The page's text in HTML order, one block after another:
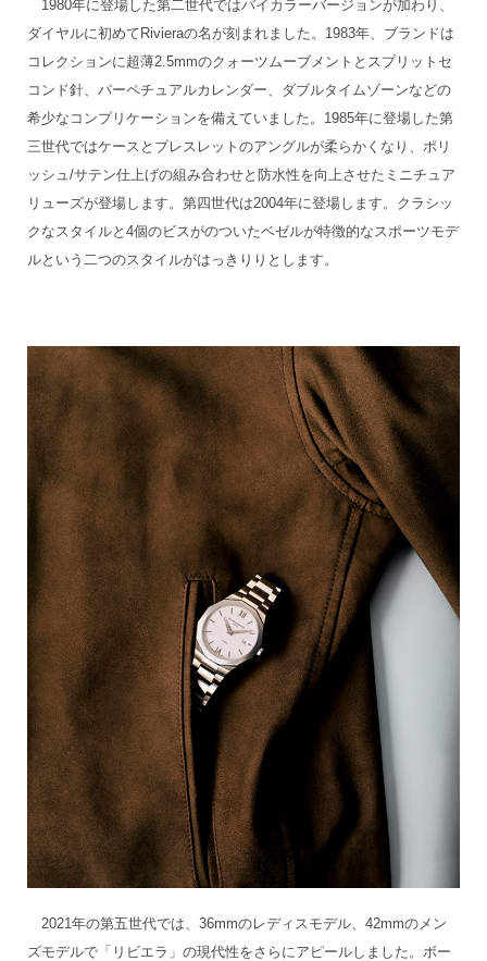
1980年に登場した第二世代ではバイカラーバージョンが加わり、
ダイヤルに初めてRivieraの名が刻まれました。1983年、ブランドは
コレクションに超薄2.5mmのクォーツムーブメントとスプリットセ
コンド針、パーペチュアルカレンダー、ダブルタイムゾーンなどの
希少なコンプリケーションを備えていました。1985年に登場した第
三世代ではケースとブレスレットのアングルが柔らかくなり、ポリ
ッシュ/サテン仕上げの組み合わせと防水性を向上させたミニチュア
リューズが登場します。第四世代は2004年に登場します。クラシッ
クなスタイルと4個のビスがのついたベゼルが特徴的なスポーツモデ
ルという二つのスタイルがはっきりりとします。
2021年の第五世代では、36mmのレディスモデル、42mmのメン
ズモデルで「リビエラ」の現代性をさらにアピールしました。ボー